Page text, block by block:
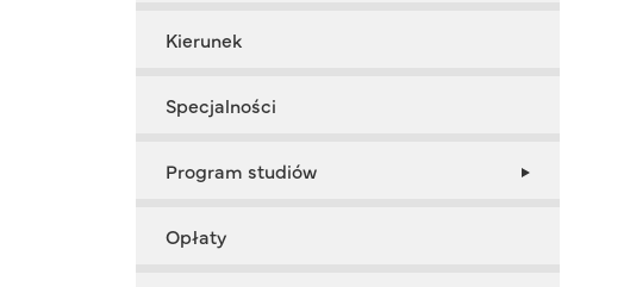
Kierunek
Specjalności
Program studiów
Opłaty